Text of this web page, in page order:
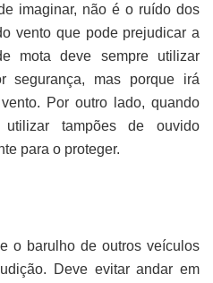
imaginar, não é o ruído dos
vento que pode prejudicar a
mota deve sempre utilizar
segurança, mas porque irá
Por outro lado, quando
tampões de ouvido
para o proteger.
o barulho de outros veículos
Deve evitar andar em